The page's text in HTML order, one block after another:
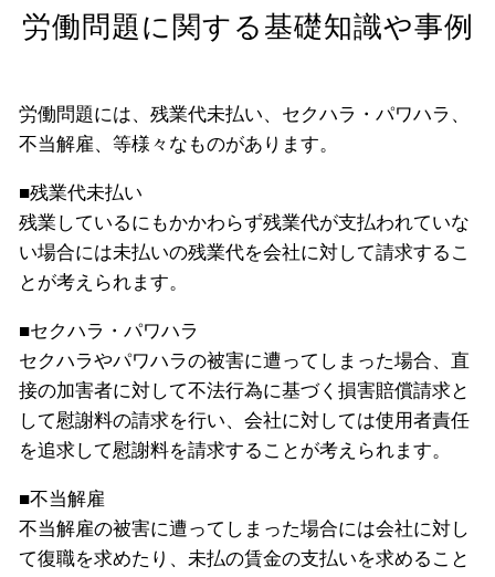
労働問題に関する基礎知識や事例
労働問題には、残業代未払い、セクハラ・パワハラ、
不当解雇、等様々なものがあります。
■残業代未払い
残業しているにもかかわらず残業代が支払われていな
い場合には未払いの残業代を会社に対して請求するこ
とが考えられます。
■セクハラ・パワハラ
セクハラやパワハラの被害に遭ってしまった場合、直
接の加害者に対して不法行為に基づく損害賠償請求と
して慰謝料の請求を行い、会社に対しては使用者責任
を追求して慰謝料を請求することが考えられます。
■不当解雇
不当解雇の被害に遭ってしまった場合には会社に対し
て復職を求めたり、未払の賃金の支払いを求めること